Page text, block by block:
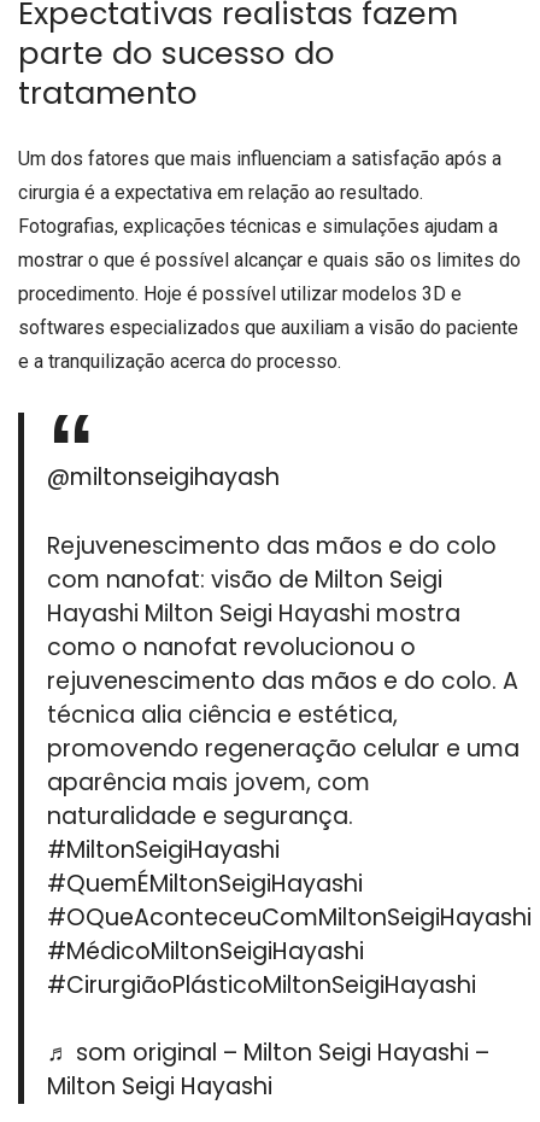
Expectativas realistas fazem
parte do sucesso do
tratamento
Um dos fatores que mais influenciam a satisfação após a
cirurgia é a expectativa em relação ao resultado.
Fotografias, explicações técnicas e simulações ajudam a
mostrar o que é possível alcançar e quais são os limites do
procedimento. Hoje é possível utilizar modelos 3D e
softwares especializados que auxiliam a visão do paciente
e a tranquilização acerca do processo.
@miltonseigihayash
Rejuvenescimento das mãos e do colo
com nanofat: visão de Milton Seigi
Hayashi Milton Seigi Hayashi mostra
como o nanofat revolucionou o
rejuvenescimento das mãos e do colo. A
técnica alia ciência e estética,
promovendo regeneração celular e uma
aparência mais jovem, com
naturalidade e segurança.
#MiltonSeigiHayashi
#QuemÉMiltonSeigiHayashi
#OQueAconteceuComMiltonSeigiHayashi
#MédicoMiltonSeigiHayashi
#CirurgiãoPlásticoMiltonSeigiHayashi
♬ som original – Milton Seigi Hayashi –
Milton Seigi Hayashi